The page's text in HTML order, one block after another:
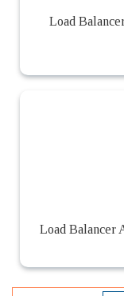
Load
Load Balancer